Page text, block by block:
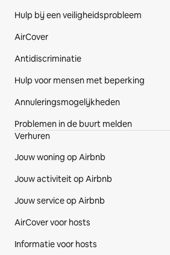
Hulp bij een veiligheidsprobleem
AirCover
Antidiscriminatie
Hulp voor mensen met beperking
Annuleringsmogelijkheden
Problemen in de buurt melden
Verhuren
Jouw woning op Airbnb
Jouw activiteit op Airbnb
Jouw service op Airbnb
AirCover voor hosts
Informatie voor hosts